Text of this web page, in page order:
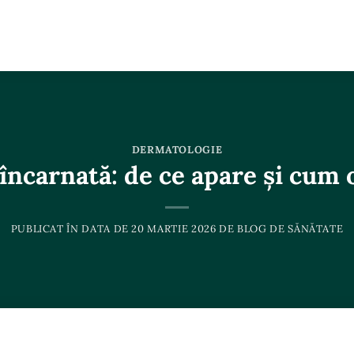
DERMATOLOGIE
de ce apare și cum
PUBLICAT ÎN DATA DE20 MARTIE 2026 DEBLOG DE SĂNĂTATE